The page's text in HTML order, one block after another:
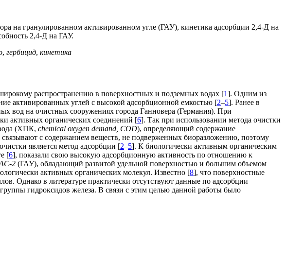
на гранулированном активированном угле (ГАУ), кинетика адсорбции 2,4-Д на
2,4-Д на ГАУ.
, гербицид, кинетика
распространению в поверхностных и подземных водах [1]. Одним из
активированных углей с высокой адсорбционной емкостью [2–5]. Ранее в
вод на очистных сооружениях города Ганновера (Германия). При
активных органических соединений [6]. Так при использовании метода очистки
(ХПК, chemical oxygen demand, COD), определяющий содержание
с содержанием веществ, не подверженных биоразложению, поэтому
является метод адсорбции [2–5]. К биологически активным органическим
[6], показали свою высокую адсорбционную активность по отношению к
2 (ГАУ), обладающий развитой удельной поверхностью и большим объемом
активных органических молекул. Известно [8], что поверхностные
Однако в литературе практически отсутствуют данные по адсорбции
гидроксидов железа. В связи с этим целью данной работы было